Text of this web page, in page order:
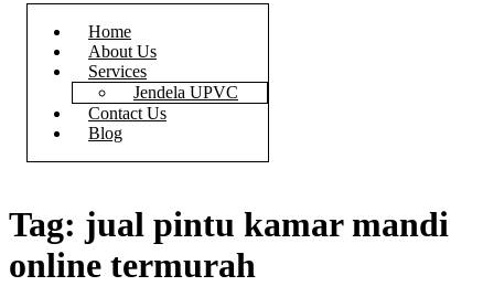
Home
About Us
Services
Jendela UPVC
Contact Us
Blog
Tag: jual pintu kamar mandi
online termurah